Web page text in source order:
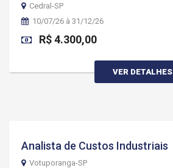
Cedral-SP
10/07/26 à 31/12/26
R$ 4.300,00
VER DETALHES
Analista de Custos Industriais
Votuporanga-SP